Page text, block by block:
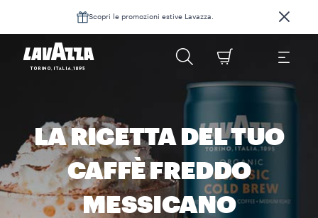
Scopri le promozioni estive Lavazza.
LA RICETTA DEL TUO
CAFFÈ FREDDO
MESSICANO